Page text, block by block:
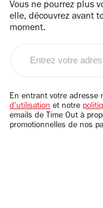
Vous ne pourrez plus
elle, découvrez avant
moment.
email
En entrant votre adresse
d'utilisation et notre
emails de Time Out à
promotionnelles de nos